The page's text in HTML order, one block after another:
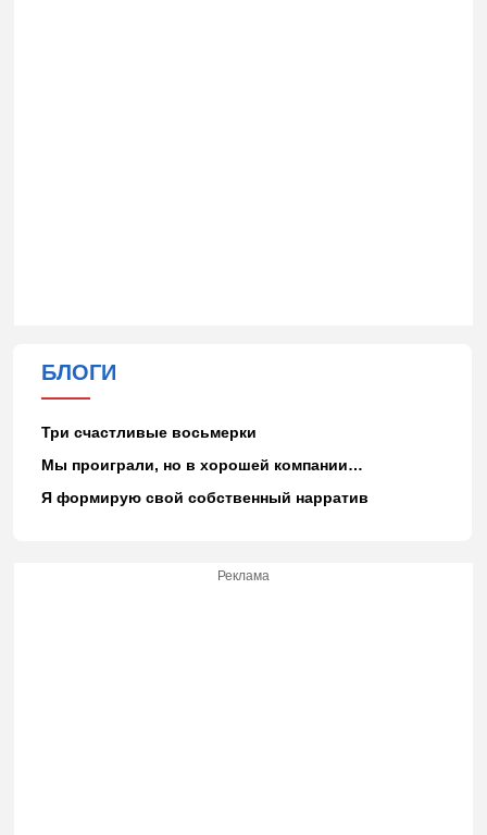
БЛОГИ
Три счастливые восьмерки
Мы проиграли, но в хорошей компании…
Я формирую свой собственный нарратив
Реклама